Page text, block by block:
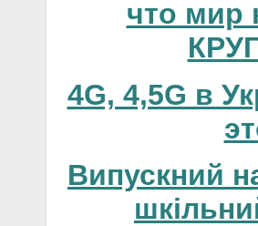
что мир
4G, 4,5G в
Випускний